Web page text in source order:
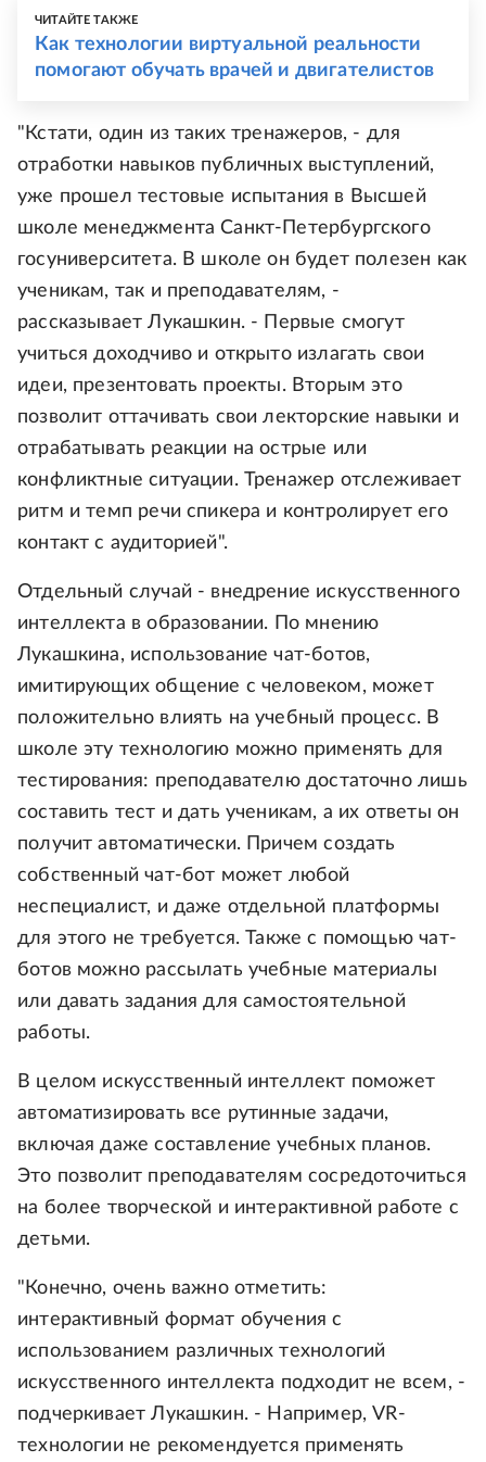
ЧИТАЙТЕ ТАКЖЕ
Как технологии виртуальной реальности
помогают обучать врачей и двигателистов
"Кстати, один из таких тренажеров, - для
отработки навыков публичных выступлений,
уже прошел тестовые испытания в Высшей
школе менеджмента Санкт-Петербургского
госуниверситета. В школе он будет полезен как
ученикам, так и преподавателям, -
рассказывает Лукашкин. - Первые смогут
учиться доходчиво и открыто излагать свои
идеи, презентовать проекты. Вторым это
позволит оттачивать свои лекторские навыки и
отрабатывать реакции на острые или
конфликтные ситуации. Тренажер отслеживает
ритм и темп речи спикера и контролирует его
контакт с аудиторией".
Отдельный случай - внедрение искусственного
интеллекта в образовании. По мнению
Лукашкина, использование чат-ботов,
имитирующих общение с человеком, может
положительно влиять на учебный процесс. В
школе эту технологию можно применять для
тестирования: преподавателю достаточно лишь
составить тест и дать ученикам, а их ответы он
получит автоматически. Причем создать
собственный чат-бот может любой
неспециалист, и даже отдельной платформы
для этого не требуется. Также с помощью чат-
ботов можно рассылать учебные материалы
или давать задания для самостоятельной
работы.
В целом искусственный интеллект поможет
автоматизировать все рутинные задачи,
включая даже составление учебных планов.
Это позволит преподавателям сосредоточиться
на более творческой и интерактивной работе с
детьми.
"Конечно, очень важно отметить:
интерактивный формат обучения с
использованием различных технологий
искусственного интеллекта подходит не всем, -
подчеркивает Лукашкин. - Например, VR-
технологии не рекомендуется применять